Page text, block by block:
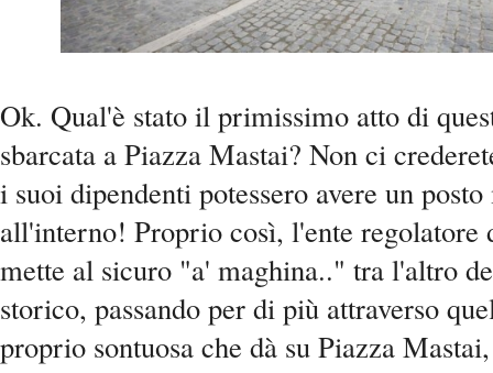
Ok. Qual'è stato il primissimo atto di
sbarcata a Piazza Mastai? Non ci
i suoi dipendenti potessero avere un
all'interno! Proprio così, l'ente regolatore
mette al sicuro "a' maghina.." tra l'altro
storico, passando per di più attraverso
proprio sontuosa che dà su Piazza